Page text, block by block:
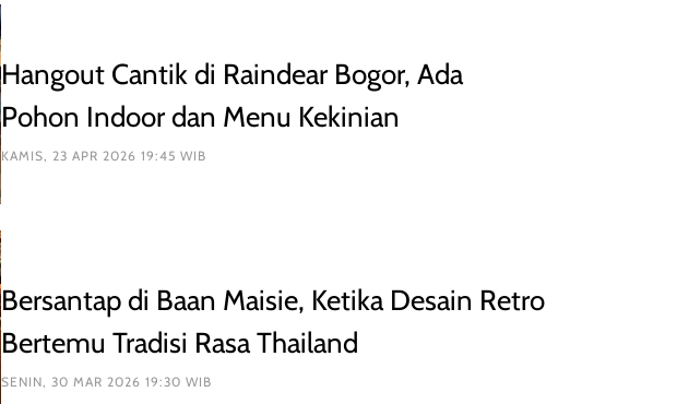
Hangout Cantik di Raindear Bogor, Ada
Pohon Indoor dan Menu Kekinian
KAMIS, 23 APR 2026 19:45 WIB
Bersantap di Baan Maisie, Ketika Desain Retro
Bertemu Tradisi Rasa Thailand
SENIN, 30 MAR 2026 19:30 WIB